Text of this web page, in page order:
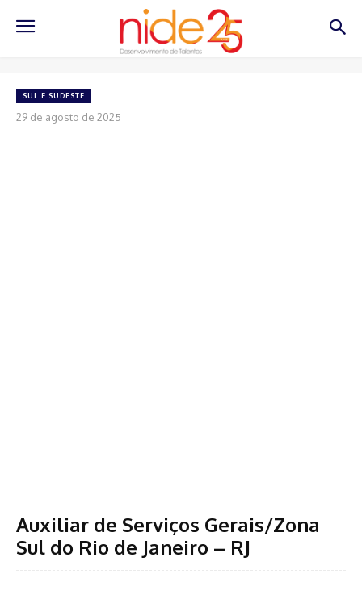
SUL E SUDESTE
29 de agosto de 2025
Auxiliar de Serviços Gerais/Zona
Sul do Rio de Janeiro – RJ